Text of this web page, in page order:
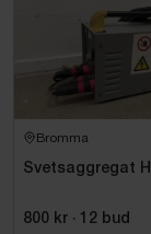
Bromma
Svetsaggregat
800 kr · 12 bud